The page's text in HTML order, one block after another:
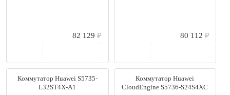
82 129₽
80 112 ₽
Коммутатор Huawei S5735-
L32ST4X-A1
Коммутатор Huawei
CloudEngine S5736-S24S4XC